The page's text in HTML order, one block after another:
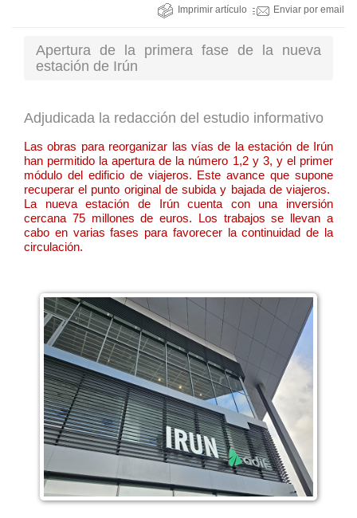
Imprimir artículo Enviar por email
Apertura de la primera fase de la nueva
estación de Irún
Adjudicada la redacción del estudio informativo
Las obras para reorganizar las vías de la estación de Irún
han permitido la apertura de la número 1,2 y 3, y el primer
módulo del edificio de viajeros. Este avance que supone
recuperar el punto original de subida y bajada de viajeros.
La nueva estación de Irún cuenta con una inversión
cercana 75 millones de euros. Los trabajos se llevan a
cabo en varias fases para favorecer la continuidad de la
circulación.